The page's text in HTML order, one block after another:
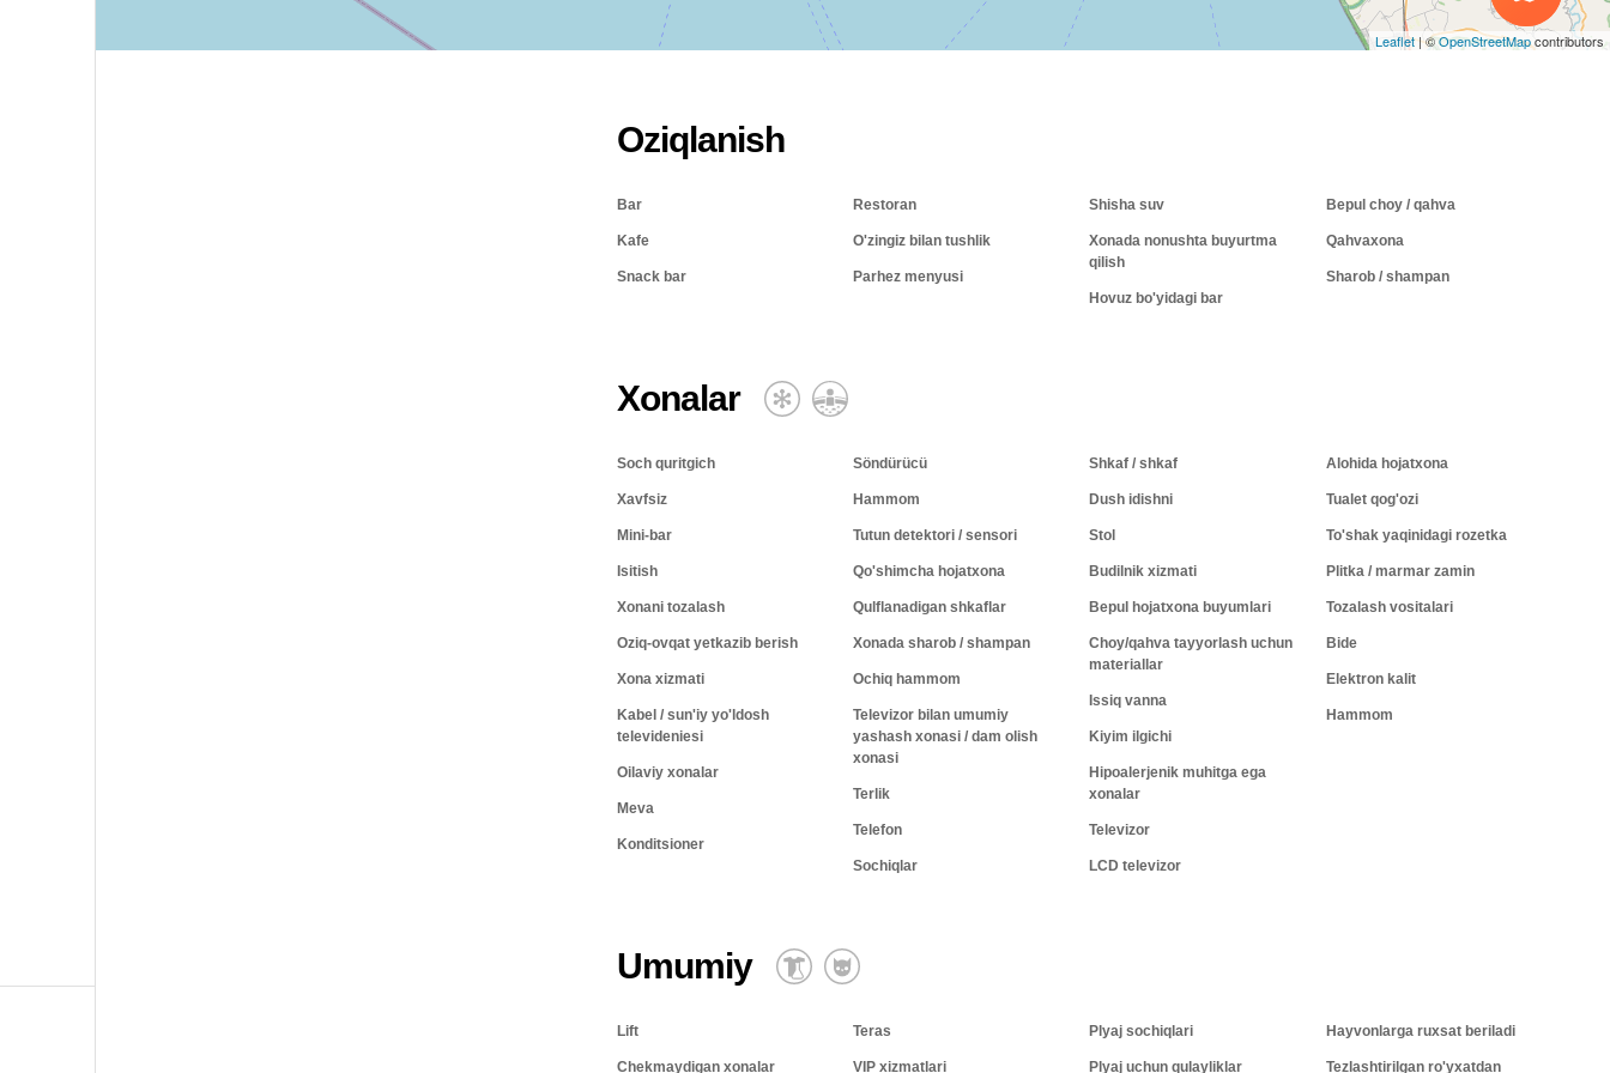
Leaflet|©OpenStreetMapcontributors
Oziqlanish
Bar
Kafe
Snack bar
Restoran
O'zingiz bilan tushlik
Parhez menyusi
Shisha suv
Xonada nonushta buyurtma
qilish
Hovuz bo'yidagi bar
Bepul choy / qahva
Qahvaxona
Sharob / shampan
Xonalar
Soch quritgich
Xavfsiz
Mini-bar
Isitish
Xonani tozalash
Oziq-ovqat yetkazib berish
Xona xizmati
Kabel / sun'iy yo'ldosh
televideniesi
Oilaviy xonalar
Meva
Konditsioner
Söndürücü
Hammom
Tutun detektori / sensori
Qo'shimcha hojatxona
Qulflanadigan shkaflar
Xonada sharob / shampan
Ochiq hammom
Televizor bilan umumiy
yashash xonasi / dam olish
xonasi
Terlik
Telefon
Sochiqlar
Shkaf / shkaf
Dush idishni
Stol
Budilnik xizmati
Bepul hojatxona buyumlari
Choy/qahva tayyorlash uchun
materiallar
Issiq vanna
Kiyim ilgichi
Hipoalerjenik muhitga ega
xonalar
Televizor
LCD televizor
Alohida hojatxona
Tualet qog'ozi
To'shak yaqinidagi rozetka
Plitka / marmar zamin
Tozalash vositalari
Bide
Elektron kalit
Hammom
Umumiy
Lift
Chekmaydigan xonalar
Teras
VIP xizmatlari
Plyaj sochiqlari
Plyaj uchun qulayliklar
Hayvonlarga ruxsat beriladi
Tezlashtirilgan ro'yxatdan